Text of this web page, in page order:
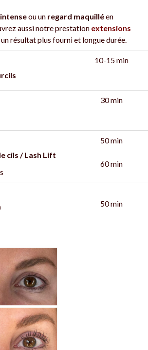
ou un regard maquilléen
aussi notre prestation extensions
résultat plus fourni et longue durée.
10-15 min
30 min
cils / Lash Lift
50 min
60 min
50 min